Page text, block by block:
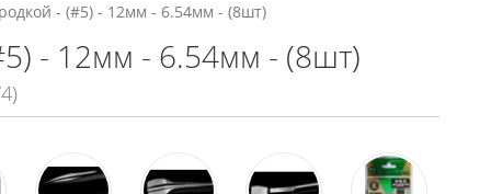
- (#5) - 12мм - 6.54мм - (8шт)
- 12мм - 6.54мм - (8шт)